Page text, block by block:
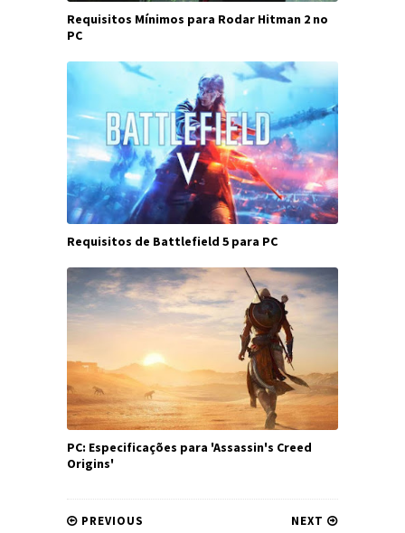
Requisitos Mínimos para Rodar Hitman 2 no
PC
Requisitos de Battlefield 5 para PC
PC: Especificações para 'Assassin's Creed
Origins'
NEXT
PREVIOUS